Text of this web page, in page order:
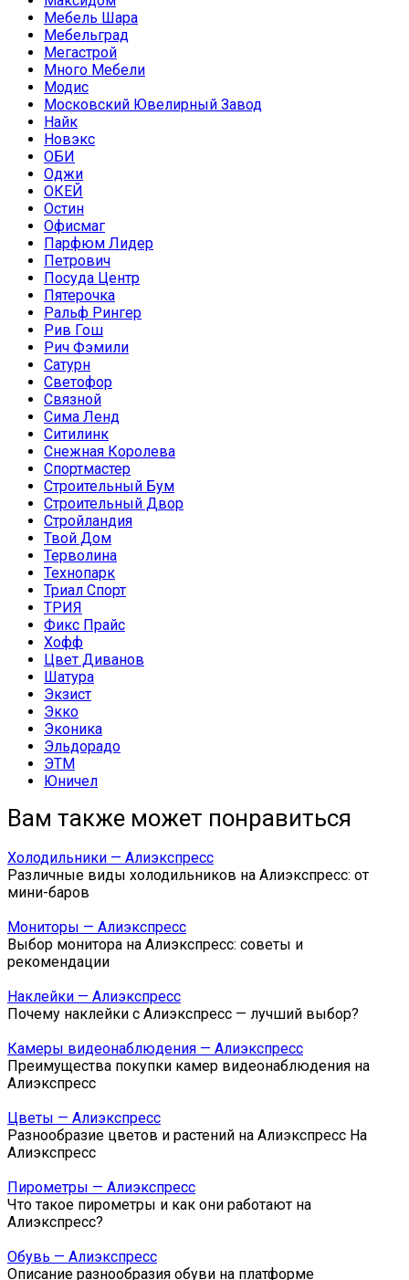
Мебель Шара
Мебельград
Мегастрой
Много Мебели
Модис
Московский Ювелирный Завод
Найк
Новэкс
ОБИ
Оджи
ОКЕЙ
Остин
Офисмаг
Парфюм Лидер
Петрович
Посуда Центр
Пятерочка
Ральф Рингер
Рив Гош
Рич Фэмили
Сатурн
Светофор
Связной
Сима Ленд
Ситилинк
Снежная Королева
Спортмастер
Строительный Бум
Строительный Двор
Стройландия
Твой Дом
Терволина
Технопарк
Триал Спорт
ТРИЯ
Фикс Прайс
Хофф
Цвет Диванов
Шатура
Экзист
Экко
Эконика
Эльдорадо
ЭТМ
Юничел
Вам также может понравиться
Холодильники — Алиэкспресс
Различные виды холодильников на Алиэкспресс: от
мини-баров
Мониторы — Алиэкспресс
Выбор монитора на Алиэкспресс: советы и
рекомендации
Наклейки — Алиэкспресс
Почему наклейки с Алиэкспресс — лучший выбор?
Камеры видеонаблюдения — Алиэкспресс
Преимущества покупки камер видеонаблюдения на
Алиэкспресс
Цветы — Алиэкспресс
Разнообразие цветов и растений на Алиэкспресс На
Алиэкспресс
Пирометры — Алиэкспресс
Что такое пирометры и как они работают на
Алиэкспресс?
Обувь — Алиэкспресс
Описание разнообразия обуви на платформе